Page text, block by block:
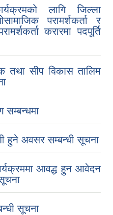
लागि जिल्ला
परामर्शकर्ता र
करारमा पदपूर्ति
तथा सीप विकास तालिम
सम्बन्धमा
हुने अवसर सम्बन्धी सूचना
आवद्ध हुन आवेदन
सूचना